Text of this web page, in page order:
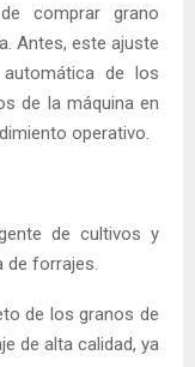
comprar grano
Antes, este ajuste
de los
de la máquina en
operativo.
de cultivos y
de forrajes.
de los granos de
de alta calidad, ya